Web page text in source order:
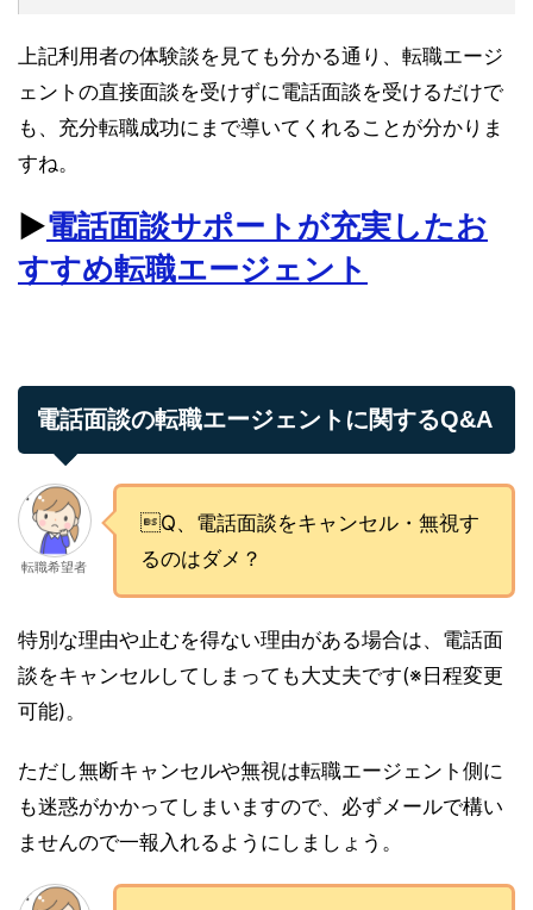
上記利用者の体験談を見ても分かる通り、転職エージ
ェントの直接面談を受けずに電話面談を受けるだけで
も、充分転職成功にまで導いてくれることが分かりま
すね。
▶︎電話面談サポートが充実したお
すすめ転職エージェント
電話面談の転職エージェントに関するQ&A
転職希望者
Q、電話面談をキャンセル・無視す
るのはダメ？
特別な理由や止むを得ない理由がある場合は、電話面
談をキャンセルしてしまっても大丈夫です(※日程変更
可能)。
ただし無断キャンセルや無視は転職エージェント側に
も迷惑がかかってしまいますので、必ずメールで構い
ませんので一報入れるようにしましょう。